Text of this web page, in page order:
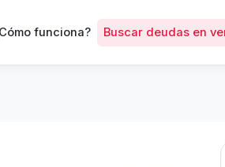
funciona? Buscar deudas en